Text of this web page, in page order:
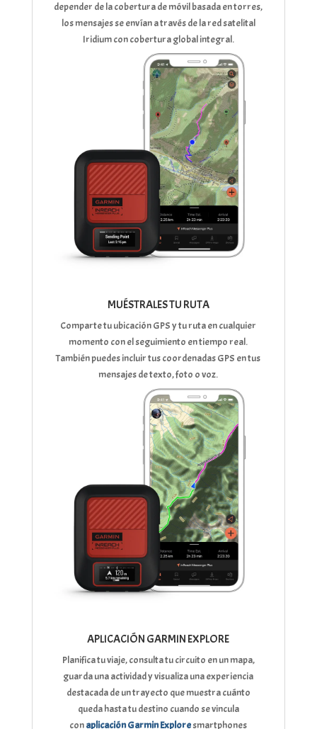
depender de la cobertura de móvil basada en torres,
los mensajes se envían a través de la red satelital
Iridium con cobertura global integral.
MUÉSTRALES TU RUTA
Comparte tu ubicación GPS y tu ruta en cualquier
momento con el seguimiento en tiempo real.
También puedes incluir tus coordenadas GPS en tus
mensajes de texto, foto o voz.
APLICACIÓN GARMIN EXPLORE
Planifica tu viaje, consulta tu circuito en un mapa,
guarda una actividad y visualiza una experiencia
destacada de un trayecto que muestra cuánto
queda hasta tu destino cuando se vincula
conaplicación Garmin Exploresmartphones